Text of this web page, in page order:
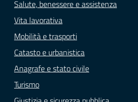
Salute, benessere e assistenza
Vita lavorativa
Mobilità e trasporti
Catasto e urbanistica
Anagrafe e stato civile
Turismo